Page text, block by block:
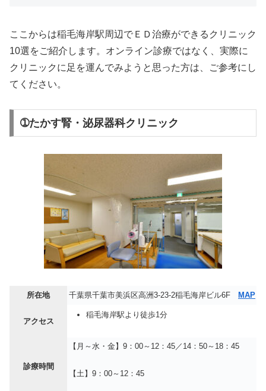
ここからは稲毛海岸駅周辺でＥＤ治療ができるクリニック
10選をご紹介します。オンライン診療ではなく、実際に
クリニックに足を運んでみようと思った方は、ご参考にし
てください。
➀たかす腎・泌尿器科クリニック
所在地 千葉県千葉市美浜区高洲3-23-2稲毛海岸ビル6F MAP
アクセス
稲毛海岸駅より徒歩1分
診療時間
【月～水・金】9：00～12：45／14：50～18：45
【土】9：00～12：45